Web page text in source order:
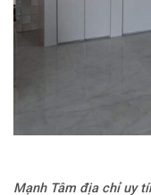
Mạnh Tâm địa chỉ uy